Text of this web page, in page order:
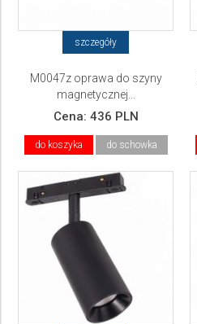
szczegóły
M0047z oprawa do szyny
magnetycznej...
Cena: 436 PLN
do koszyka do schowka